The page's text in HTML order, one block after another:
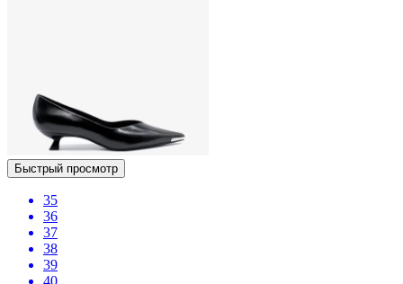
Быстрый просмотр
35
36
37
38
39
40